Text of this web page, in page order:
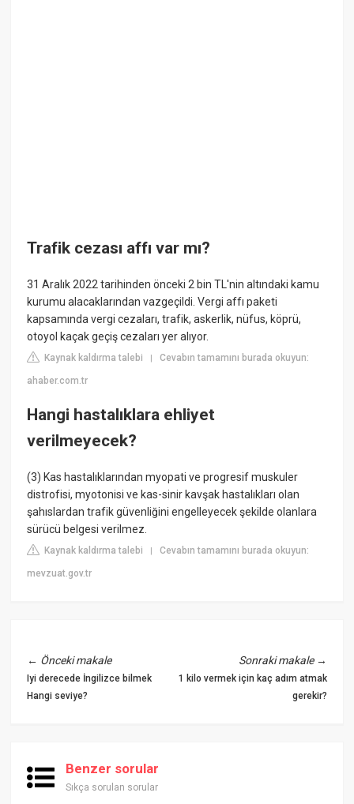
Trafik cezası affı var mı?
31 Aralık 2022 tarihinden önceki 2 bin TL'nin altındaki kamu
kurumu alacaklarından vazgeçildi. Vergi affı paketi
kapsamında vergi cezaları, trafik, askerlik, nüfus, köprü,
otoyol kaçak geçiş cezaları yer alıyor.
Kaynak kaldırma talebi |Cevabın tamamını burada okuyun:
ahaber.com.tr
Hangi hastalıklara ehliyet
verilmeyecek?
(3) Kas hastalıklarından myopati ve progresif muskuler
distrofisi, myotonisi ve kas-sinir kavşak hastalıkları olan
şahıslardan trafik güvenliğini engelleyecek şekilde olanlara
sürücü belgesi verilmez.
Kaynak kaldırma talebi |Cevabın tamamını burada okuyun:
mevzuat.gov.tr
← Önceki makale
Iyi derecede İngilizce bilmek
Hangi seviye?
Sonraki makale→
1 kilo vermek için kaç adım atmak
gerekir?
Benzer sorular
Sıkça sorulan sorular